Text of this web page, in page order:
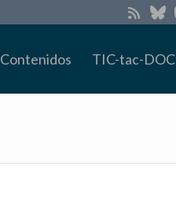
Contenidos TIC-tac-DOC